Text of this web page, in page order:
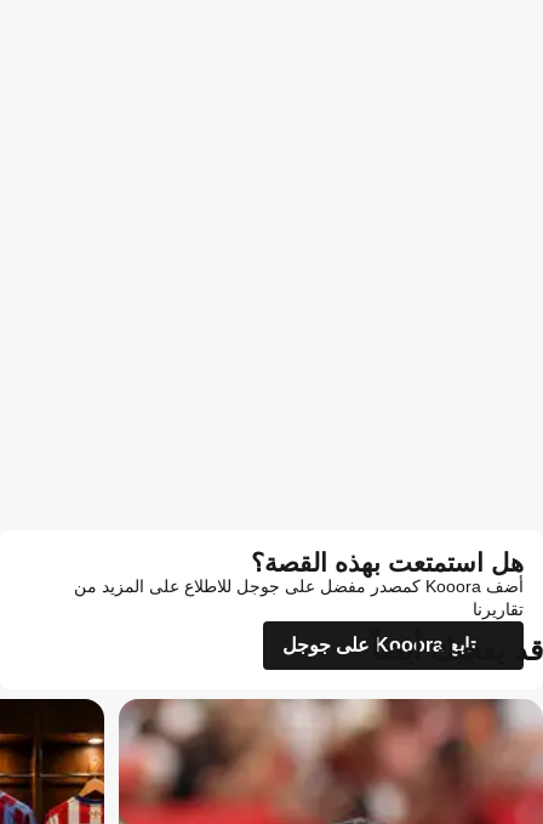
هل استمتعت بهذه القصة؟
أضف Kooora كمصدر مفضل على جوجل للاطلاع على المزيد من
تقاريرنا
تابع Kooora على جوجل
قد يعجبك أيضاً